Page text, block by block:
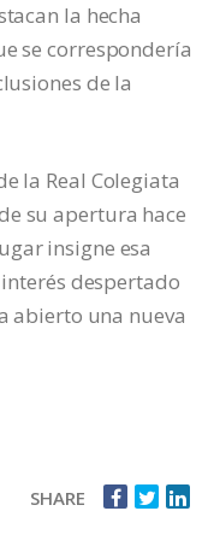
la hecha
se correspondería
de la
la Real Colegiata
su apertura hace
insigne esa
despertado
abierto una nueva
SHARE